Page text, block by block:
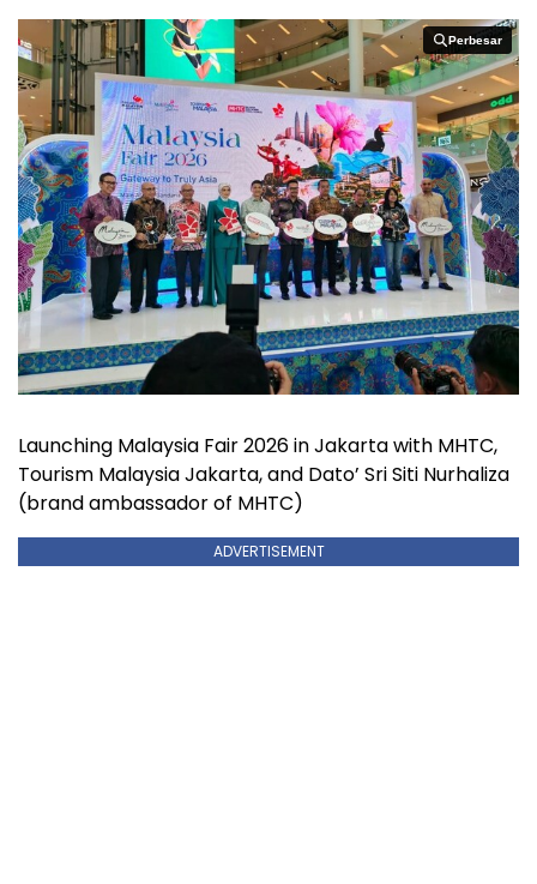
Perbesar
Perbesar
Launching Malaysia Fair 2026 in Jakarta with MHTC,
Tourism Malaysia Jakarta, and Dato’ Sri Siti Nurhaliza
(brand ambassador of MHTC)
ADVERTISEMENT